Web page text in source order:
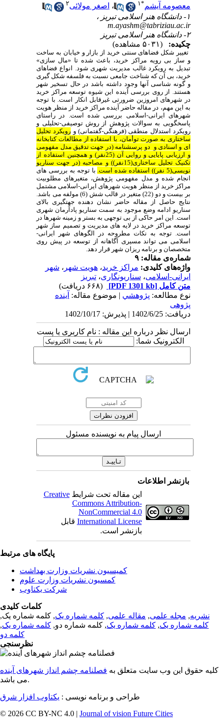
معصومه آیشم *۱ ، اصغر مولائی۲
۱- دانشگاه هنر اسلامی تبریز ،
m.ayashm@tabriziau.ac.ir
۲- دانشگاه هنر اسلامی تبریز
چکیده:
(۵۰۳۱ مشاهده)
تغییر شکل فضاهای سنتی خرید از بازار و خیابان به ساخت
و ساز بی رویه مراکز خرید، باعث شده تا «مال سازی»
تبدیل به رویکرد غالب مدیریت شهری شود. انواع فضاهای
خرید، بی آن که شناخت جامعی نسبت به فلسفه شکل گیری
و گونه شناسی آنها وجود داشته باشد در حال تسخیر شهر
هستند. از روی بررسی آینده این شیوه توسعه مراکز خرید
در شهرهای امروزین ضرورتی غیرقابل انکار است. با توجه
به این مهم، در مقاله حاضر آینده مراکز خرید از منظر هویت
شهرهای ایرانی-اسلامی بررسی شده است. در راستای
پاسخگویی به سوالات پژوهش از روش توصیفی-تحلیلی و
رویکرد استدلال منطقی (فرهنگی-گفتمانی) و رویکرد تحلیل
ساختاری به صورت توأمان، با استفاده از مطالعات کتابخانه
ای و اسنادی و دو پرسشنامه (در جهت تدقیق مدل مفهومی
و ارزیابی پایایی و روایی آن (25نفر) و همچنین استفاده از
تکنیک تحلیل ساختاری(15نفر)) و مصاحبه (در جهت سناریو
نویسی(5 نفر)) استفاده شده است.
با توجه به بررسی های
انجام شده و مدل مفهومی پژوهش، متغیرهای مطلوبیت
مراکز خرید از منظر هویت شهرهای ایرانی-اسلامی مشتمل
بر بیست و دو (22) متغیر در قالب شش (6) مولفه می باشد.
نتایج حاصل از مقاله حاضر نشان دهنده جهتگیری بالای
سناریو ادامه وضع موجود به سمت سناریو پادآرمان شهری
است. این امر حاکی از بی توجهی به بستر و زمینه شهرها در
توسعه مراکز خرید در لایه های مدیریت و تصمیم ساز شهر
است. توجه به نکات مطروحه در الگوهای شهر ایرانی-
اسلامی می تواند مسیری آگاهانه از توسعه در پیش روی
متخصصان و برنامه ریزان شهر قرار دهد.
شماره‌ی مقاله: ۹
واژه‌های کلیدی: مراکز خرید،هویت شهر ، شهر
ایرانی-اسلامی، سناریونگاری،تبریز
متن کامل [PDF 1301 kb]
(۶۶۸ دریافت)
نوع مطالعه: پژوهشي | موضوع مقاله: آینده
پژوهی
دریافت: 1402/6/25 | پذیرش: 1402/10/17
ارسال نظر درباره این مقاله : نام کاربری یا پست
الکترونیک شما:
ارسال پیام به نویسنده مسئول
بازنشر اطلاعات
این مقاله تحت شرایطCreative
Commons Attribution-
NonCommercial 4.0
International License قابل
بازنشر است.
پایگاه های مرتبط
کمیسیون نشریات وزارت بهداشت
کمسیون نشریات وزارت علوم
شرکت یکتاوب
کلمات کلیدی
نشریه, مجله علمی, مقاله علمی, کلمه شماره یک, کلمه شماره یک,
کلمه شماره یک, کلمه شماره یک, کلمه شماره دو, کلمه شماره یک,
کلمه دو
نظرسنجی
کلیه حقوق این وب سایت متعلق به فصلنامه چشم انداز شهرهای آینده
می باشد.
طراحی و برنامه نویسی : یکتاوب افزار شرق
© 2026 CC BY-NC 4.0 | Journal of vision Future Cities